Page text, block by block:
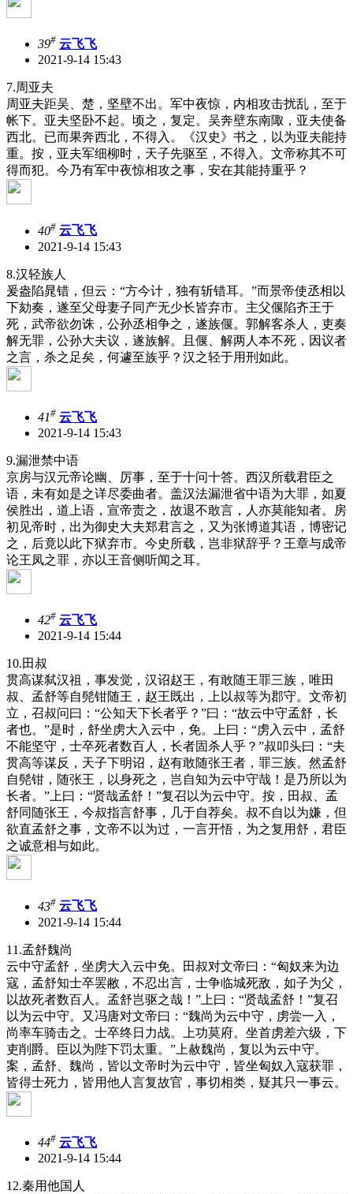
39# 云飞飞
2021-9-14 15:43
7.周亚夫
周亚夫距吴、楚，坚壁不出。军中夜惊，内相攻击扰乱，至于
帐下。亚夫坚卧不起。顷之，复定。吴奔壁东南陬，亚夫使备
西北。已而果奔西北，不得入。《汉史》书之，以为亚夫能持
重。按，亚夫军细柳时，天子先驱至，不得入。文帝称其不可
得而犯。今乃有军中夜惊相攻之事，安在其能持重乎？
40# 云飞飞
2021-9-14 15:43
8.汉轻族人
爰盎陷晁错，但云：“方今计，独有斩错耳。”而景帝使丞相以
下劾奏，遂至父母妻子同产无少长皆弃市。主父偃陷齐王于
死，武帝欲勿诛，公孙丞相争之，遂族偃。郭解客杀人，吏奏
解无罪，公孙大夫议，遂族解。且偃、解两人本不死，因议者
之言，杀之足矣，何遽至族乎？汉之轻于用刑如此。
41# 云飞飞
2021-9-14 15:43
9.漏泄禁中语
京房与汉元帝论幽、厉事，至于十问十答。西汉所载君臣之
语，未有如是之详尽委曲者。盖汉法漏泄省中语为大罪，如夏
侯胜出，道上语，宣帝责之，故退不敢言，人亦莫能知者。房
初见帝时，出为御史大夫郑君言之，又为张博道其语，博密记
之，后竟以此下狱弃市。今史所载，岂非狱辞乎？王章与成帝
论王凤之罪，亦以王音侧听闻之耳。
42# 云飞飞
2021-9-14 15:44
10.田叔
贯高谋弑汉祖，事发觉，汉诏赵王，有敢随王罪三族，唯田
叔、孟舒等自髡钳随王，赵王既出，上以叔等为郡守。文帝初
立，召叔问曰：“公知天下长者乎？”曰：“故云中守孟舒，长
者也。”是时，舒坐虏大入云中，免。上曰：“虏入云中，孟舒
不能坚守，士卒死者数百人，长者固杀人乎？”叔叩头曰：“夫
贯高等谋反，天子下明诏，赵有敢随张王者，罪三族。然孟舒
自髡钳，随张王，以身死之，岂自知为云中守哉！是乃所以为
长者。”上曰：“贤哉孟舒！”复召以为云中守。按，田叔、孟
舒同随张王，今叔指言舒事，几于自荐矣。叔不自以为嫌，但
欲直孟舒之事，文帝不以为过，一言开悟，为之复用舒，君臣
之诚意相与如此。
43# 云飞飞
2021-9-14 15:44
11.孟舒魏尚
云中守孟舒，坐虏大入云中免。田叔对文帝曰：“匈奴来为边
寇，孟舒知士卒罢敝，不忍出言，士争临城死敌，如子为父，
以故死者数百人。孟舒岂驱之哉！”上曰：“贤哉孟舒！”复召
以为云中守。又冯唐对文帝曰：“魏尚为云中守，虏尝一入，
尚率车骑击之。士卒终日力战。上功莫府。坐首虏差六级，下
吏削爵。臣以为陛下罚太重。”上赦魏尚，复以为云中守。
案，孟舒、魏尚，皆以文帝时为云中守，皆坐匈奴入寇获罪，
皆得士死力，皆用他人言复故官，事切相类，疑其只一事云。
44# 云飞飞
2021-9-14 15:44
12.秦用他国人